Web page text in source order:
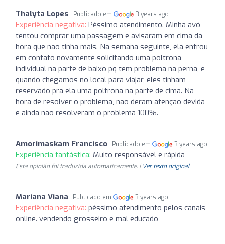
Thalyta Lopes Publicado em 3 years ago
Experiência negativa: Péssimo atendimento. Minha avó
tentou comprar uma passagem e avisaram em cima da
hora que não tinha mais. Na semana seguinte, ela entrou
em contato novamente solicitando uma poltrona
individual na parte de baixo pq tem problema na perna, e
quando chegamos no local para viajar, eles tinham
reservado pra ela uma poltrona na parte de cima. Na
hora de resolver o problema, não deram atenção devida
e ainda não resolveram o problema 100%.
Amorimaskam Francisco Publicado em 3 years ago
Experiência fantástica: Muito responsável e rápida
Esta opinião foi traduzida automaticamente. | Ver texto original
Mariana Viana Publicado em 3 years ago
Experiência negativa: péssimo atendimento pelos canais
online. vendendo grosseiro e mal educado